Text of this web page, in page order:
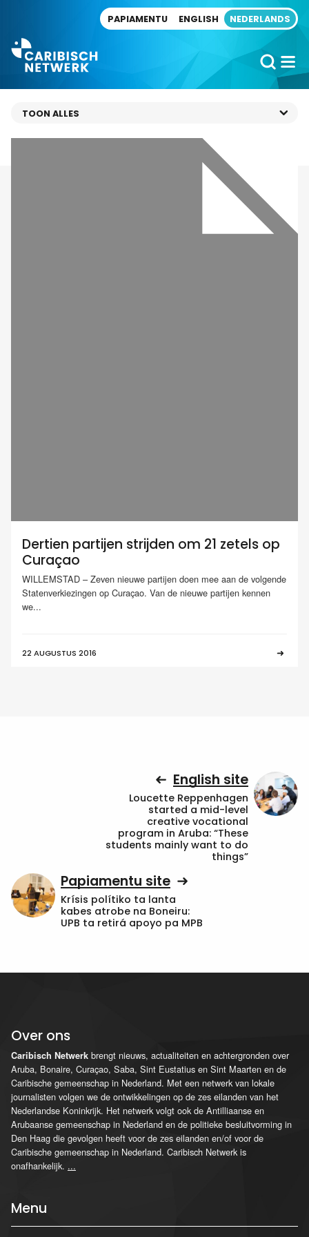
PAPIAMENTU ENGLISH NEDERLANDS
Dertien partijen strijden om 21 zetels op
Curaçao
WILLEMSTAD – Zeven nieuwe partijen doen mee aan de volgende
Statenverkiezingen op Curaçao. Van de nieuwe partijen kennen
we...
22 AUGUSTUS 2016
English site
Loucette Reppenhagen
started a mid-level
creative vocational
program in Aruba: “These
students mainly want to do
things”
Papiamentu site
Krísis polítiko ta lanta
kabes atrobe na Boneiru:
UPB ta retirá apoyo pa MPB
Over ons
Caribisch Netwerk brengt nieuws, actualiteiten en achtergronden over
Aruba, Bonaire, Curaçao, Saba, Sint Eustatius en Sint Maarten en de
Caribische gemeenschap in Nederland. Met een netwerk van lokale
journalisten volgen we de ontwikkelingen op de zes eilanden van het
Nederlandse Koninkrijk. Het netwerk volgt ook de Antilliaanse en
Arubaanse gemeenschap in Nederland en de politieke besluitvorming in
Den Haag die gevolgen heeft voor de zes eilanden en/of voor de
Caribische gemeenschap in Nederland. Caribisch Netwerk is
onafhankelijk. ...
Menu